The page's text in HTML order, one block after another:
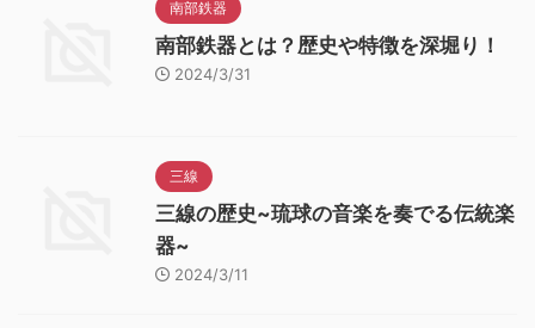
南部鉄器
南部鉄器とは？歴史や特徴を深堀り！
2024/3/31
三線
三線の歴史~琉球の音楽を奏でる伝統楽
器~
2024/3/11